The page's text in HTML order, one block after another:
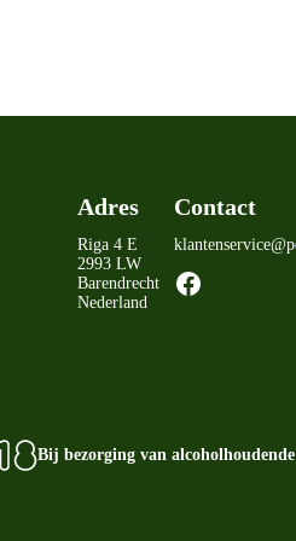
Adres
Riga 4 E
2993 LW
Barendrecht
Nederland
Contact
Facebook
Bij bezorging van